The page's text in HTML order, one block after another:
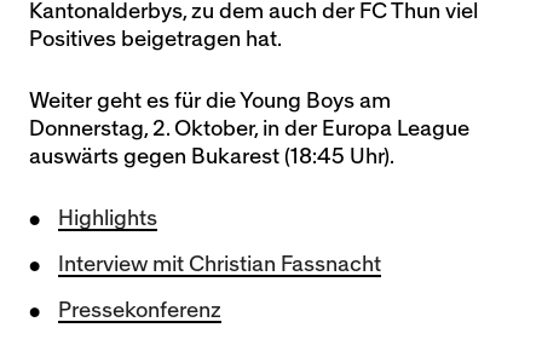
Kantonalderbys, zu dem auch der FC Thun viel
Positives beigetragen hat.
Weiter geht es für die Young Boys am
Donnerstag, 2. Oktober, in der Europa League
auswärts gegen Bukarest (18:45 Uhr).
Highlights
Interview mit Christian Fassnacht
Pressekonferenz